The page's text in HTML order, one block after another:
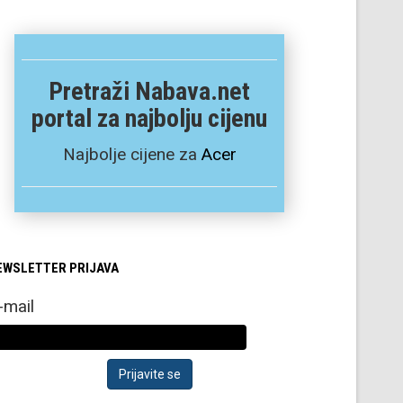
Pretraži Nabava.net
portal za najbolju cijenu
Najbolje cijene za Acer
PRIJAVA